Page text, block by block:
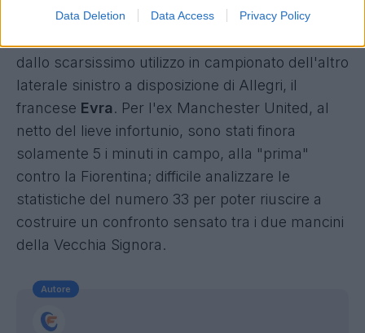
Data Deletion Data Access Privacy Policy
numero di falli fatti, poco più di 1 per gara.
dallo scarsissimo utilizzo in campionato dell'altro
laterale sinistro a disposizione di Allegri, il
francese Evra. Per l'ex Manchester United, al
netto del lieve infortunio, sono stati finora
solamente 5 i minuti in campo, alla "prima"
contro la Fiorentina; difficile analizzare le
statistiche del numero 33 per poter riuscire a
costruire un confronto sensato tra i due mancini
della Vecchia Signora.
Autore